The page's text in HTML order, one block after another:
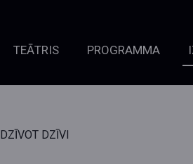
TEĀTRIS PROGRAMMA
DZĪVOT DZĪVI